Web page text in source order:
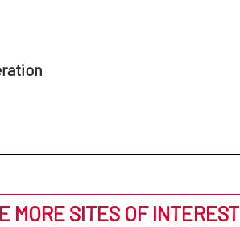
MORE SITES OF INTEREST